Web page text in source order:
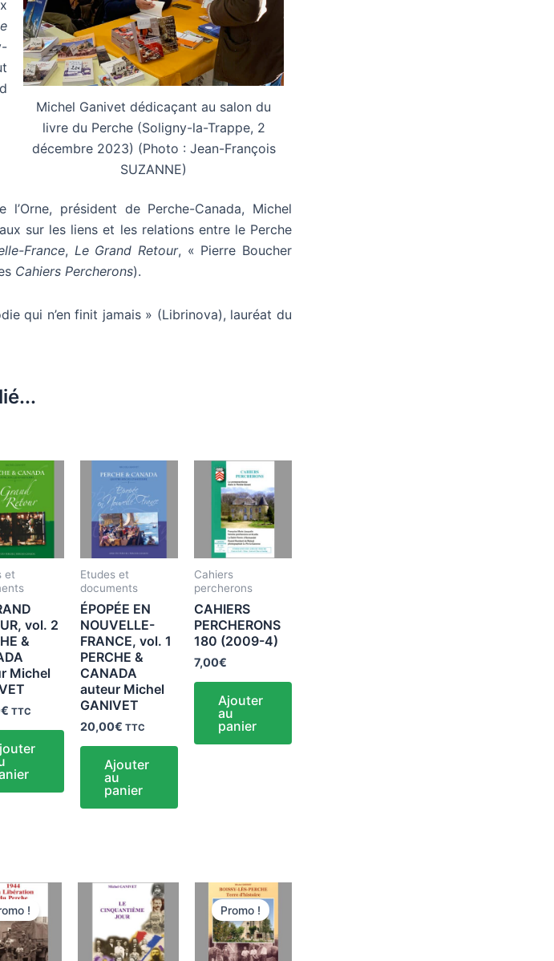
Michel Ganivet dédicaçant au salon du
livre du Perche (Soligny-la-Trappe, 2
décembre 2023) (Photo : Jean-François
SUZANNE)
président de Perche-Canada, Michel
sur les liens et les relations entre le Perche
France, Le Grand Retour, « Pierre Boucher
Cahiers Percherons).
qui n’en finit jamais » (Librinova), lauréat du
et
vol. 2
&
Michel
€ TTC
Etudes et
documents
ÉPOPÉE EN
NOUVELLE-
FRANCE, vol. 1
PERCHE &
CANADA
auteur Michel
GANIVET
20,00€ TTC
Ajouter
au
panier
Cahiers
percherons
CAHIERS
PERCHERONS
180 (2009-4)
7,00€
Ajouter
au
panier
!
Le
prix
initial
était :
28,00€.
26,60€.
Promo !
Le
prix
initial
était :
20,00€.